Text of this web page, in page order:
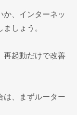
か、インターネッ
しょう。
再起動だけで改善
は、まずルーター